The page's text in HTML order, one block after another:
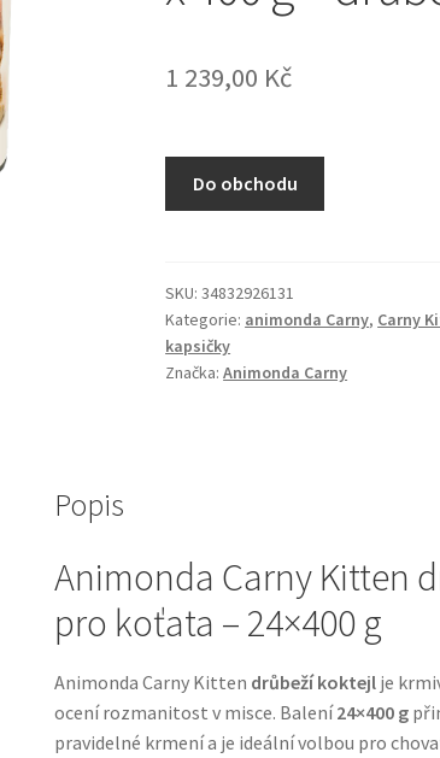
1 239,00 Kč
Do obchodu
SKU:34832926131
Kategorie: animonda Carny, Carny
kapsičky
Značka:Animonda Carny
Popis
Animonda Carny Kitten
pro koťata – 24×400 g
Animonda Carny Kitten drůbeží koktejlje
ocení rozmanitost v misce. Balení24×400 g
pravidelné krmení a je ideální volbou pro